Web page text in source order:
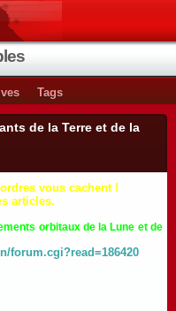
Tags
de la Terre et de la
vous cachent !
articles.
orbitaux de la Lune et de
forum.cgi?read=186420